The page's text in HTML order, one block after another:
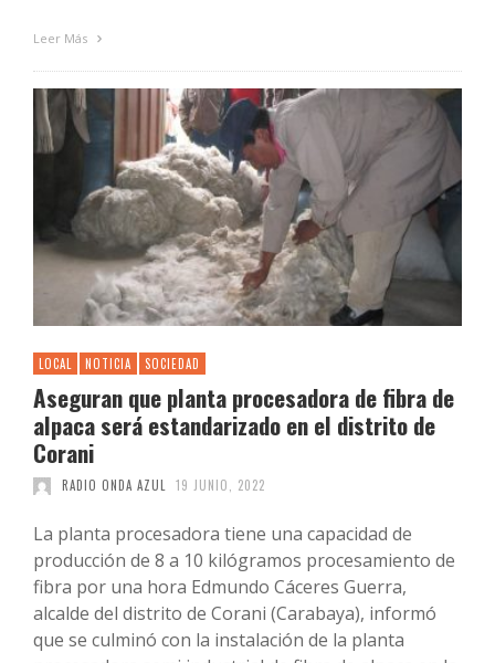
Leer Más
LOCAL NOTICIA SOCIEDAD
Aseguran que planta procesadora de fibra de
alpaca será estandarizado en el distrito de
Corani
RADIO ONDA AZUL 19 JUNIO, 2022
La planta procesadora tiene una capacidad de
producción de 8 a 10 kilógramos procesamiento de
fibra por una hora Edmundo Cáceres Guerra,
alcalde del distrito de Corani (Carabaya), informó
que se culminó con la instalación de la planta